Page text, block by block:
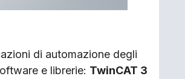
di automazione degli
e librerie: TwinCAT 3